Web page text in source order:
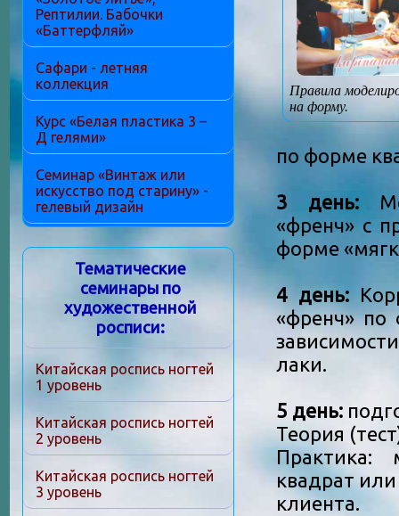
Правила
на форму.
по форме
3 день:
«френч» с
форме
4 день:
«френч» по
лаки.
5 день:
Теория
Практика:
квадрат или
клиента.
Рептилии. Бабочки
«Баттерфляй»
Сафари - летняя
коллекция
Курс «Белая пластика 3 –
Д гелями»
Семинар «Винтаж или
искусство под старину» -
гелевый дизайн
Тематические
семинары по
художественной
росписи:
Китайская роспись ногтей
1 уровень
Китайская роспись ногтей
2 уровень
Китайская роспись ногтей
3 уровень